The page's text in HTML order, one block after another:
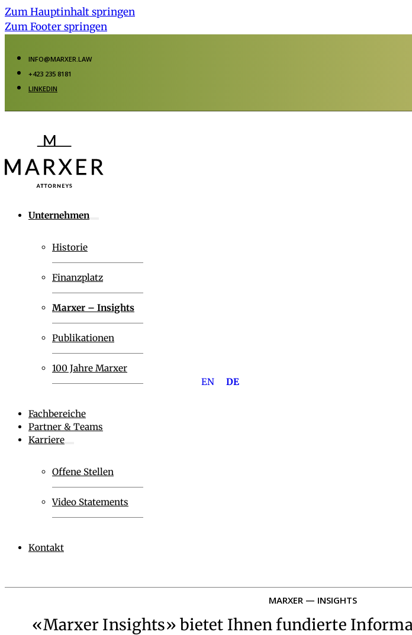
Zum Hauptinhalt springen
Zum Footer springen
INFO@MARXER.LAW
+423 235 8181
LINKEDIN
Unternehmen
Historie
Finanzplatz
Marxer – Insights
Publikationen
100 Jahre Marxer
Fachbereiche
Partner & Teams
Karriere
Offene Stellen
Video Statements
Kontakt
EN DE
MARXER — INSIGHTS
«Marxer Insights» bietet Ihnen fundierte